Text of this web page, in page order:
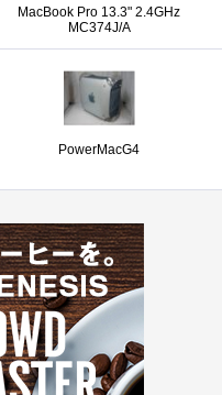
MacBook Pro 13.3" 2.4GHz
MC374J/A
PowerMacG4